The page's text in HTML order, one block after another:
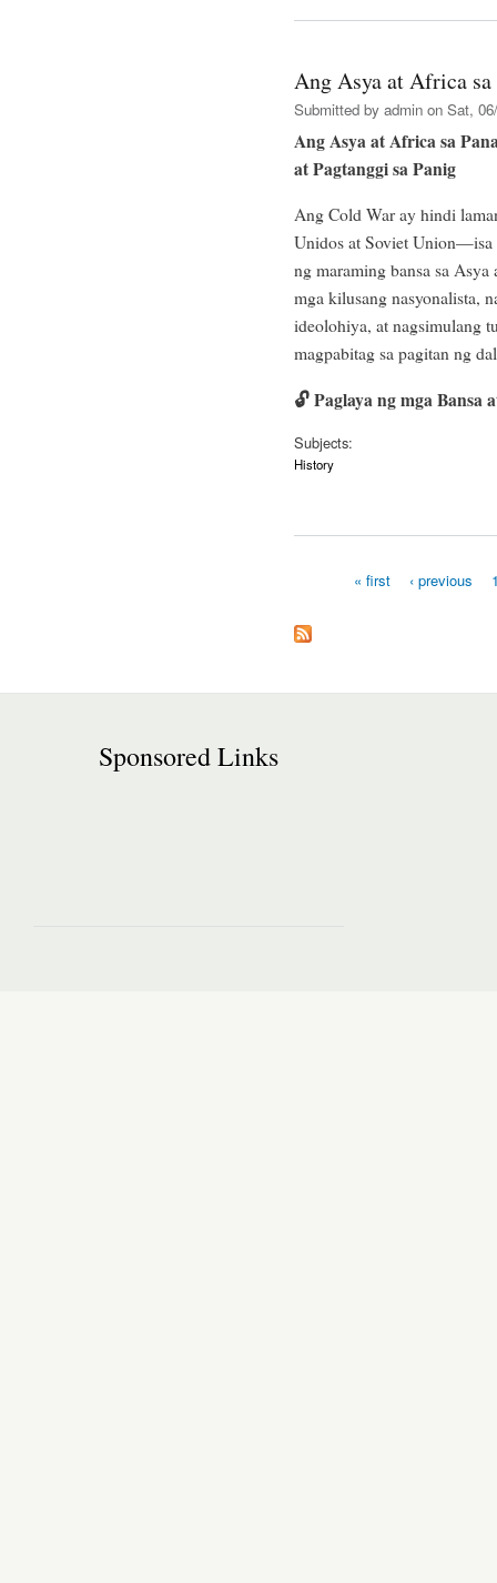
Ang Asya at Africa
Submitted by admin on Sat,
Ang Asya at Africa sa
at Pagtanggi sa Panig
Ang Cold War ay hindi
Unidos at Soviet Union—isa
ng maraming bansa sa
mga kilusang nasyonalista,
ideolohiya, at nagsimulang
magpabitag sa pagitan ng
🔓Paglaya ng mga Bansa
Subjects:
History
« first ‹ previous
Sponsored Links